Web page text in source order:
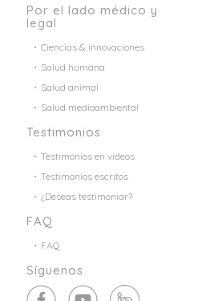
Por el lado médico y
legal
Ciencias & innovaciones
Salud humana
Salud animal
Salud medioambiental
Testimonios
Testimonios en videos
Testimonios escritos
¿Deseas testimoniar?
FAQ
FAQ
Síguenos